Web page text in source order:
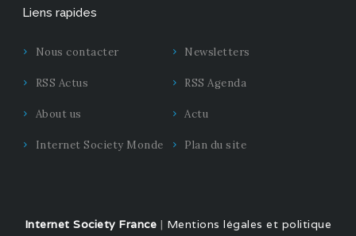
Liens rapides
Nous contacter Newsletters
RSS Actus RSS Agenda
About us Actu
Internet Society Monde Plan du site
Internet Society France | Mentions légales et politique